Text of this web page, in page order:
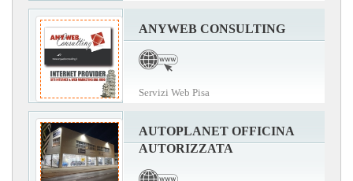
ANYWEB CONSULTING
Servizi Web Pisa
AUTOPLANET OFFICINA
AUTORIZZATA